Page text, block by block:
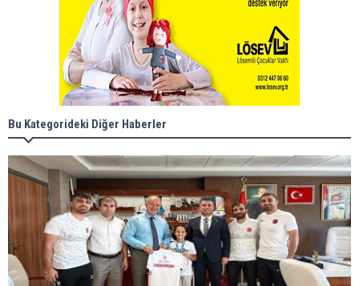
Bu Kategorideki Diğer Haberler